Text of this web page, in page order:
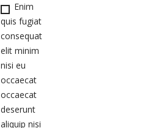
Enim
quis fugiat
consequat
elit minim
nisi eu
occaecat
occaecat
deserunt
aliquip nisi